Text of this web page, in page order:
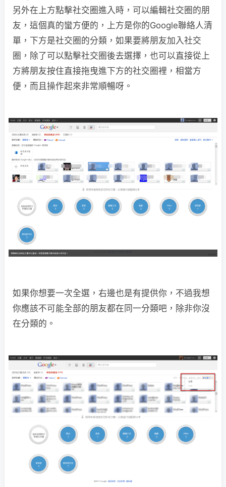
另外在上方點擊社交圈進入時，可以編輯社交圈的朋
友，這個真的蠻方便的，上方是你的Google聯絡人清
單，下方是社交圈的分類，如果要將朋友加入社交
圈，除了可以點擊社交圈後去選擇，也可以直接從上
方將朋友按住直接拖曳進下方的社交圈裡，相當方
便，而且操作起來非常順暢呀。
如果你想要一次全選，右邊也是有提供你，不過我想
你應該不可能全部的朋友都在同一分類吧，除非你沒
在分類的。